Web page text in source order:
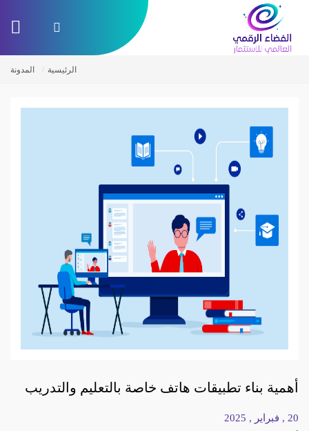
الرئيسية المدونة
أهمية بناء تطبيقات هاتف خاصة بالتعليم والتدريب
20 , فبراير , 2025